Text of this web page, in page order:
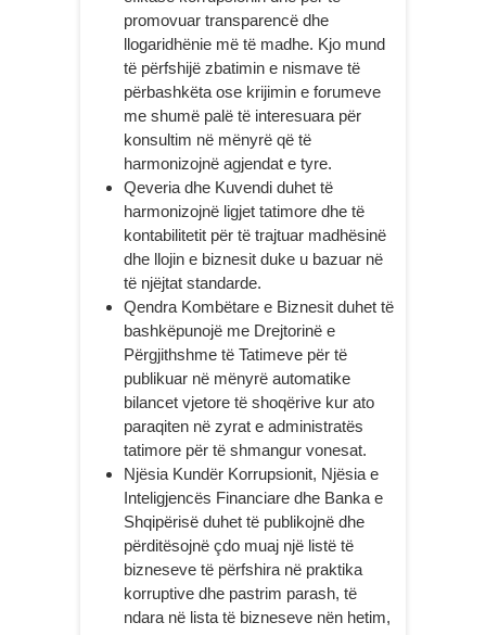
promovuar transparencë dhe
llogaridhënie më të madhe. Kjo mund
të përfshijë zbatimin e nismave të
përbashkëta ose krijimin e forumeve
me shumë palë të interesuara për
konsultim në mënyrë që të
harmonizojnë agjendat e tyre.
Qeveria dhe Kuvendi duhet të
harmonizojnë ligjet tatimore dhe të
kontabilitetit për të trajtuar madhësinë
dhe llojin e biznesit duke u bazuar në
të njëjtat standarde.
Qendra Kombëtare e Biznesit duhet të
bashkëpunojë me Drejtorinë e
Përgjithshme të Tatimeve për të
publikuar në mënyrë automatike
bilancet vjetore të shoqërive kur ato
paraqiten në zyrat e administratës
tatimore për të shmangur vonesat.
Njësia Kundër Korrupsionit, Njësia e
Inteligjencës Financiare dhe Banka e
Shqipërisë duhet të publikojnë dhe
përditësojnë çdo muaj një listë të
bizneseve të përfshira në praktika
korruptive dhe pastrim parash, të
ndara në lista të bizneseve nën hetim,